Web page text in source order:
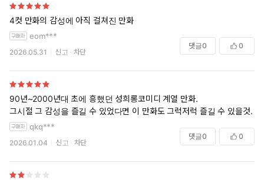
4컷 만화의 감성에 아직 걸쳐진 만화
eom***
2026.05.31 신고 차단
댓글0 0
90년~2000년대 초에 흥했던 성희롱코미디 계열 만화.
그시절 그 감성을 즐길 수 있었다면 이 만화도 그럭저럭 즐길 수 있을것.
qkq***
2026.01.04 신고 차단
댓글0 0